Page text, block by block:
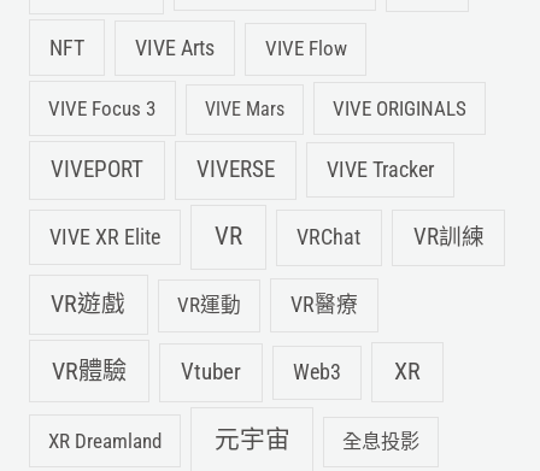
NFT VIVE Arts VIVE Flow
VIVE Focus 3 VIVE Mars VIVE ORIGINALS
VIVEPORT VIVERSE VIVE Tracker
VIVE XR Elite VR VRChat VR訓練
VR遊戲 VR運動 VR醫療
VR體驗 Vtuber Web3 XR
XR Dreamland 元宇宙 全息投影